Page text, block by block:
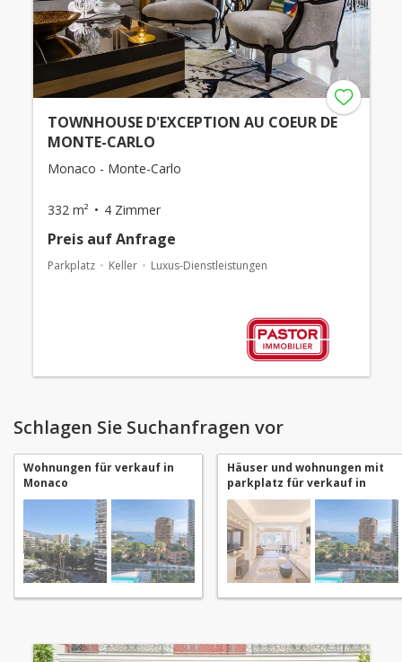
TOWNHOUSE D'EXCEPTION AU COEUR DE
MONTE-CARLO
Monaco - Monte-Carlo
332 m² 4 Zimmer
Preis auf Anfrage
Parkplatz Keller Luxus-Dienstleistungen
Schlagen Sie Suchanfragen vor
Wohnungen für verkauf in
Monaco
Häuser und wohnungen mit
parkplatz für verkauf in
Monaco